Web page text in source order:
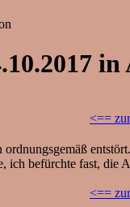
in
<==
ich befürchte fast, die
<==